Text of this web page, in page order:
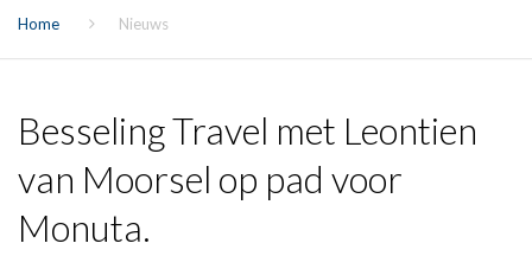
Home Nieuws
Besseling Travel met Leontien
van Moorsel op pad voor
Monuta.